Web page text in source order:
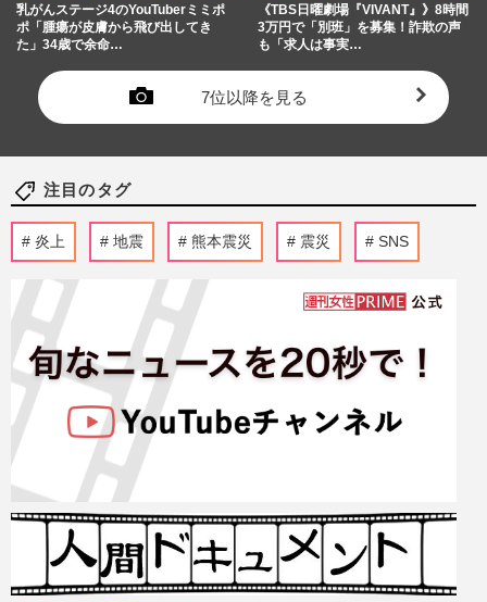
乳がんステージ4のYouTuberミミポ
ポ「腫瘍が皮膚から飛び出してき
た」34歳で余命…
《TBS日曜劇場『VIVANT』》8時間
3万円で「別班」を募集！詐欺の声
も「求人は事実…
7位以降を見る
注目のタグ
炎上 地震 熊本震災 震災 SNS